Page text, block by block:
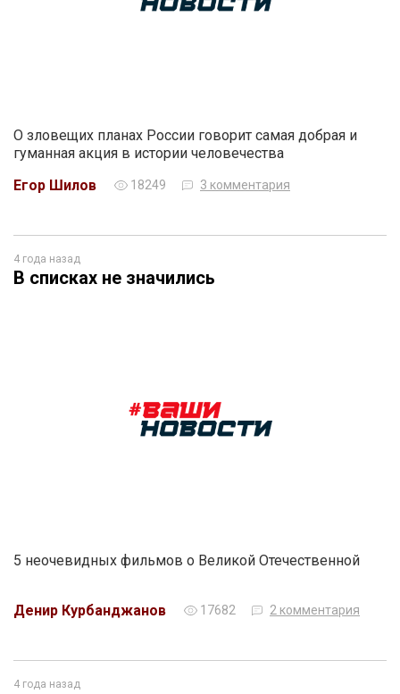
О зловещих планах России говорит самая добрая и
гуманная акция в истории человечества
Егор Шилов
18249 3 комментария
4 года назад
В списках не значились
5 неочевидных фильмов о Великой Отечественной
Денир Курбанджанов 17682 2 комментария
4 года назад